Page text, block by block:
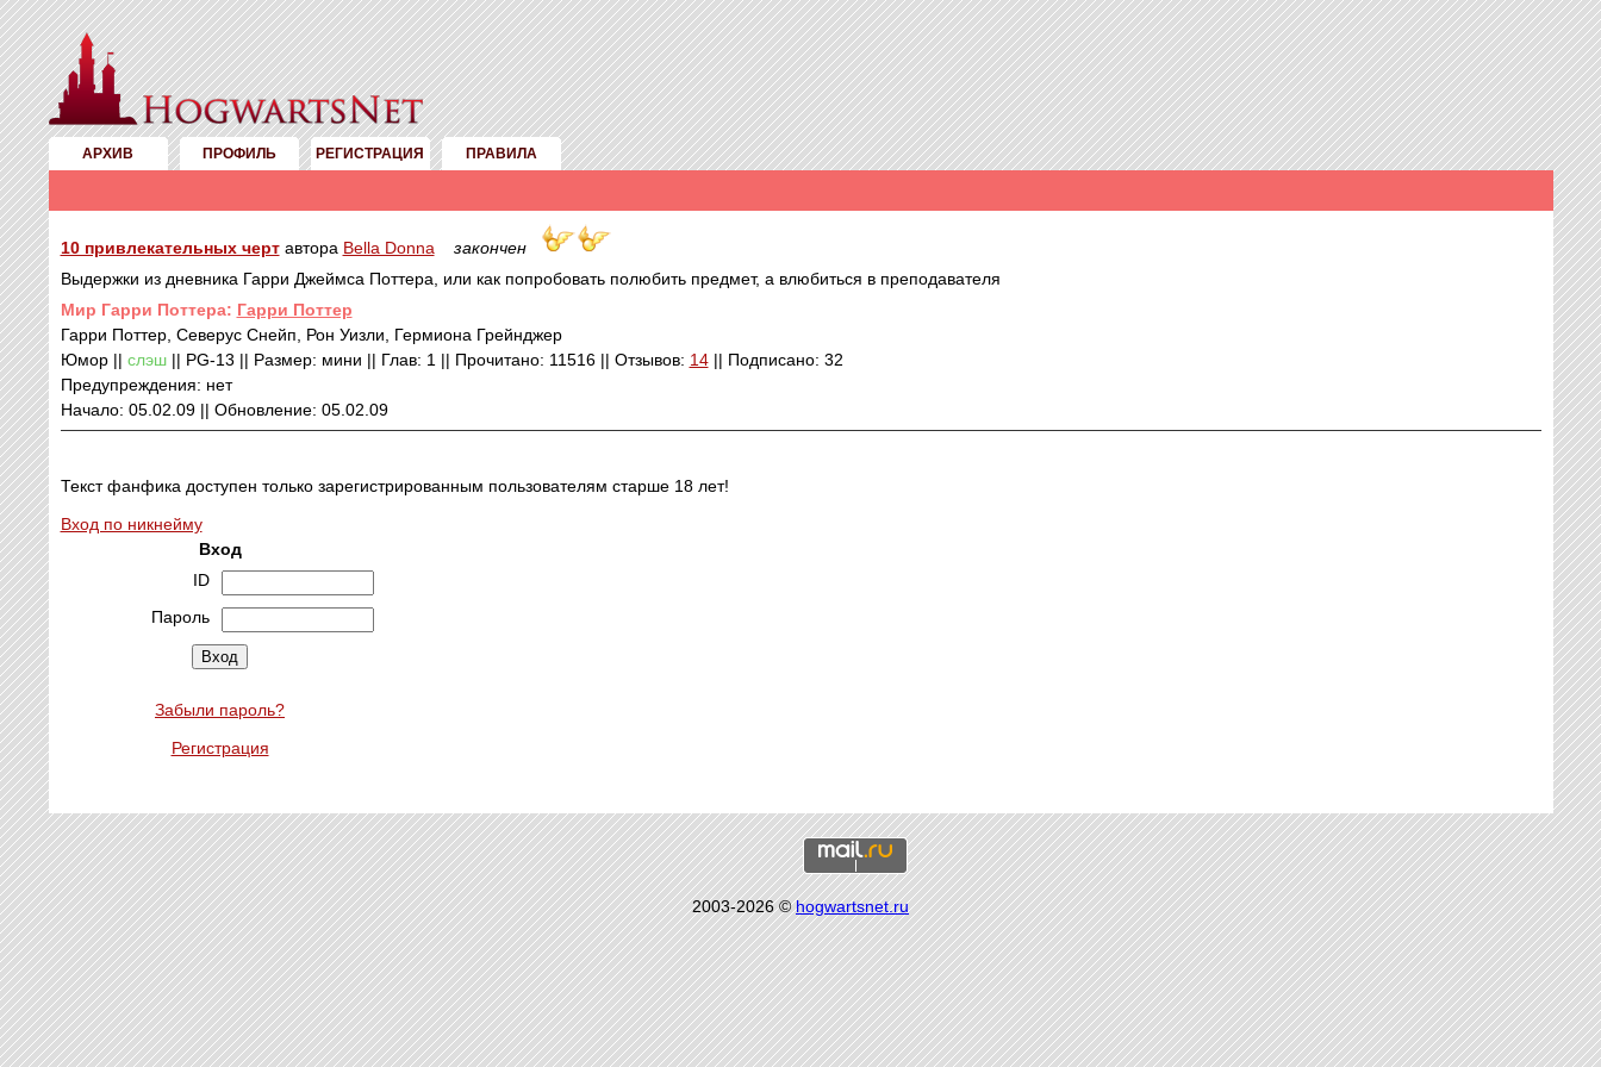
АРХИВ ПРОФИЛЬ РЕГИСТРАЦИЯ ПРАВИЛА
10 привлекательных чертавтора Bella Donna
закончен
Выдержки из дневника Гарри Джеймса Поттера, или как попробовать полюбить предмет, а влюбиться в преподавателя
Mир Гарри Поттера: Гарри Поттер
Гарри Поттер, Северус Снейп, Рон Уизли, Гермиона Грейнджер
Юмор || слэш|| PG-13 || Размер: мини || Глав: 1 || Прочитано: 11516 || Отзывов: 14|| Подписано: 32
Предупреждения: нет
Начало: 05.02.09 || Обновление: 05.02.09
Текст фанфика доступен только зарегистрированным пользователям старше 18 лет!
Вход по никнейму
Вход
ID
Пароль
Забыли пароль?
Регистрация
2003-2026 ©hogwartsnet.ru